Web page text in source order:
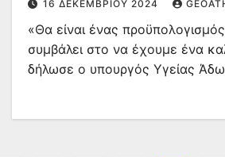
τράπεζες
16 ΔΕΚΕΜΒΡΊΟΥ 2024
«Θα είναι ένας
συμβάλει στο να έχουμε ένα
δήλωσε o υπουργός Υγείας